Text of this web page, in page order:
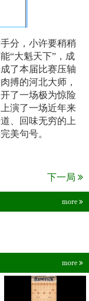
分，小许要稍稍
“大魁天下”，成
了本届比赛压轴
搏的河北大师，
了一场极为惊险
演了一场近年来
、回味无穷的上
美句号。
下一局
more
more